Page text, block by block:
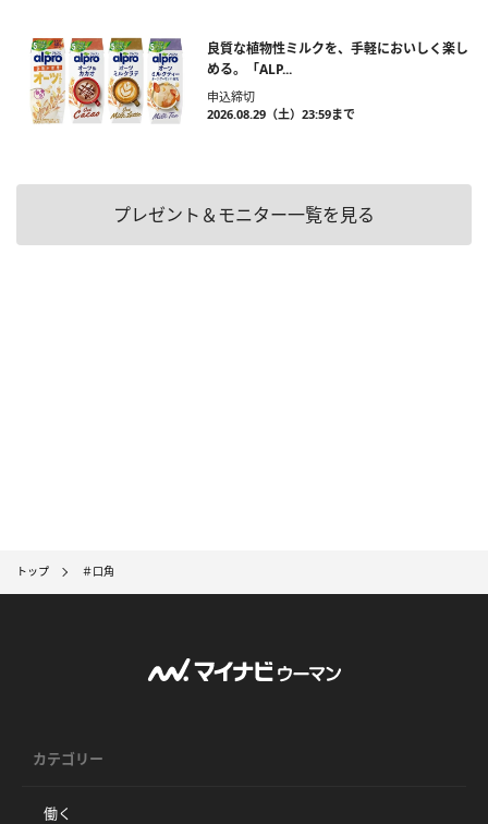
良質な植物性ミルクを、手軽においしく楽し
める。「ALP...
申込締切
2026.08.29（土）23:59まで
プレゼント＆モニター一覧を見る
トップ ＃口角
カテゴリー
働く